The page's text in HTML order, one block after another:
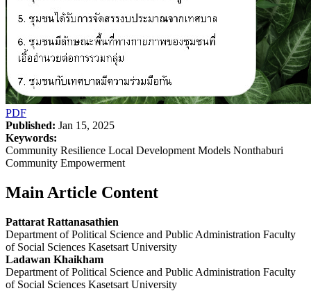
PDF
Published: Jan 15, 2025
Keywords:
Community Resilience Local Development Models Nonthaburi
Community Empowerment
Main Article Content
Pattarat Rattanasathien
Department of Political Science and Public Administration Faculty
of Social Sciences Kasetsart University
Ladawan Khaikham
Department of Political Science and Public Administration Faculty
of Social Sciences Kasetsart University